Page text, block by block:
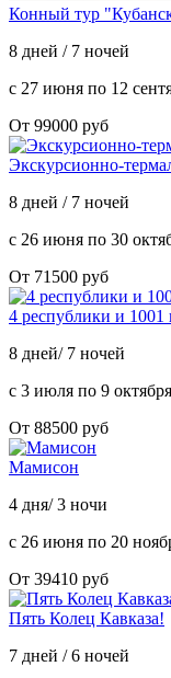
Конный тур
8 дней / 7 ночей
с 27 июня по 12
От 99000 руб
Экскурсионно-
8 дней / 7 ночей
с 26 июня по 30
От 71500 руб
4 республики и 1001
8 дней/ 7 ночей
с 3 июля по 9
От 88500 руб
Мамисон
4 дня/ 3 ночи
с 26 июня по 20
От 39410 руб
Пять Колец Кавказа!
7 дней / 6 ночей